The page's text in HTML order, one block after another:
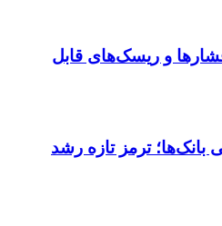
فشارها و ریسک‌های قابل
بانک‌ها؛ ترمز تازه رشد